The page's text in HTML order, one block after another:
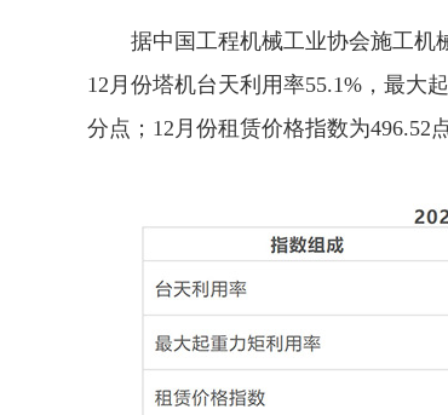
据中国工程机械工业协会施工机
12月份塔机台天利用率55.1%，最大
分点；12月份租赁价格指数为496.52